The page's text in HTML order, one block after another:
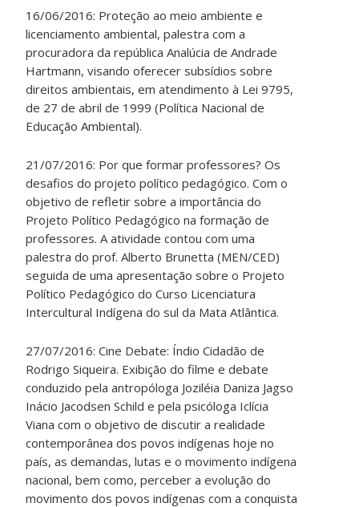
16/06/2016: Proteção ao meio ambiente e
licenciamento ambiental, palestra com a
procuradora da república Analúcia de Andrade
Hartmann, visando oferecer subsídios sobre
direitos ambientais, em atendimento à Lei 9795,
de 27 de abril de 1999 (Política Nacional de
Educação Ambiental).
21/07/2016: Por que formar professores? Os
desafios do projeto político pedagógico. Com o
objetivo de refletir sobre a importância do
Projeto Político Pedagógico na formação de
professores. A atividade contou com uma
palestra do prof. Alberto Brunetta (MEN/CED)
seguida de uma apresentação sobre o Projeto
Político Pedagógico do Curso Licenciatura
Intercultural Indígena do sul da Mata Atlântica.
27/07/2016: Cine Debate: Índio Cidadão de
Rodrigo Siqueira. Exibição do filme e debate
conduzido pela antropóloga Joziléia Daniza Jagso
Inácio Jacodsen Schild e pela psicóloga Iclícia
Viana com o objetivo de discutir a realidade
contemporânea dos povos indígenas hoje no
país, as demandas, lutas e o movimento indígena
nacional, bem como, perceber a evolução do
movimento dos povos indígenas com a conquista